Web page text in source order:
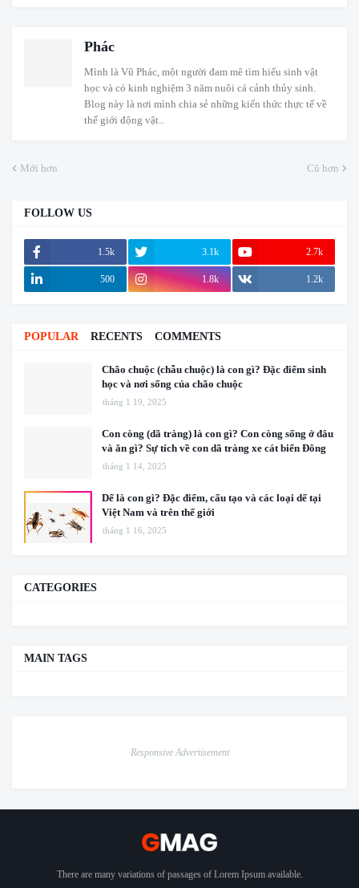
Phác
Mình là Vũ Phác, một người đam mê tìm hiểu sinh vật
học và có kinh nghiệm 3 năm nuôi cá cảnh thủy sinh.
Blog này là nơi mình chia sẻ những kiến thức thực tế về
thế giới động vật..
Mới hơn Cũ hơn
FOLLOW US
1.5k 3.1k 2.7k
500 1.8k 1.2k
POPULAR RECENTS COMMENTS
Chão chuộc (chẫu chuộc) là con gì? Đặc điểm sinh
học và nơi sống của chão chuộc
tháng 1 19, 2025
Con còng (dã tràng) là con gì? Con còng sống ở đâu
và ăn gì? Sự tích về con dã tràng xe cát biển Đông
tháng 1 14, 2025
Dế là con gì? Đặc điểm, cấu tạo và các loại dế tại
Việt Nam và trên thế giới
tháng 1 16, 2025
CATEGORIES
MAIN TAGS
Responsive Advertisement
There are many variations of passages of Lorem Ipsum available.